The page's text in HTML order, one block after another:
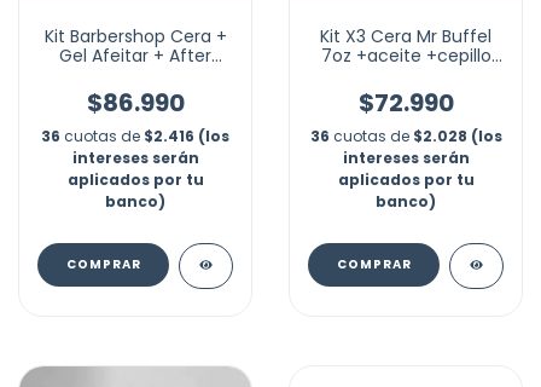
Kit Barbershop Cera +
Gel Afeitar + After
Barba
$86.990
36 cuotas de $2.416 (los
intereses serán
aplicados por tu
banco)
Kit X3 Cera Mr Buffel
7oz +aceite +cepillo
$72.990
36 cuotas de $2.028 (los
intereses serán
aplicados por tu
banco)
COMPRAR